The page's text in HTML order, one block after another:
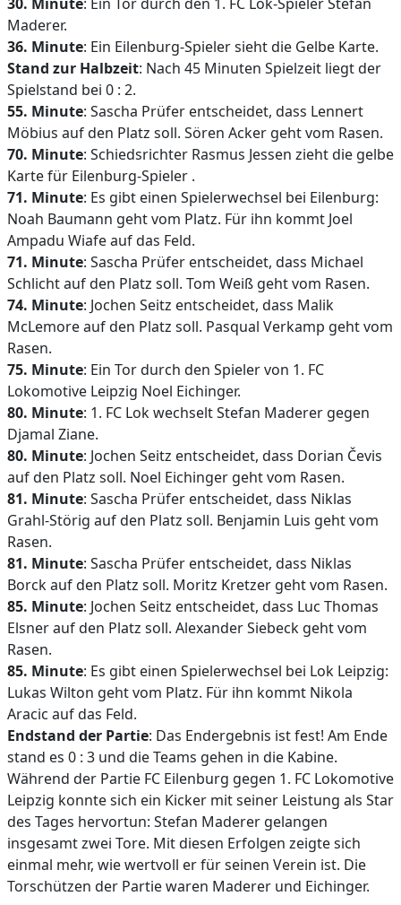
Maderer.
36. Minute: Ein Eilenburg-Spieler sieht die Gelbe Karte.
Stand zur Halbzeit: Nach 45 Minuten Spielzeit liegt der
Spielstand bei 0 : 2.
55. Minute: Sascha Prüfer entscheidet, dass Lennert
Möbius auf den Platz soll. Sören Acker geht vom Rasen.
70. Minute: Schiedsrichter Rasmus Jessen zieht die gelbe
Karte für Eilenburg-Spieler .
71. Minute: Es gibt einen Spielerwechsel bei Eilenburg:
Noah Baumann geht vom Platz. Für ihn kommt Joel
Ampadu Wiafe auf das Feld.
71. Minute: Sascha Prüfer entscheidet, dass Michael
Schlicht auf den Platz soll. Tom Weiß geht vom Rasen.
74. Minute: Jochen Seitz entscheidet, dass Malik
McLemore auf den Platz soll. Pasqual Verkamp geht vom
Rasen.
75. Minute: Ein Tor durch den Spieler von 1. FC
Lokomotive Leipzig Noel Eichinger.
80. Minute: 1. FC Lok wechselt Stefan Maderer gegen
Djamal Ziane.
80. Minute: Jochen Seitz entscheidet, dass Dorian Čevis
auf den Platz soll. Noel Eichinger geht vom Rasen.
81. Minute: Sascha Prüfer entscheidet, dass Niklas
Grahl-Störig auf den Platz soll. Benjamin Luis geht vom
Rasen.
81. Minute: Sascha Prüfer entscheidet, dass Niklas
Borck auf den Platz soll. Moritz Kretzer geht vom Rasen.
85. Minute: Jochen Seitz entscheidet, dass Luc Thomas
Elsner auf den Platz soll. Alexander Siebeck geht vom
Rasen.
85. Minute: Es gibt einen Spielerwechsel bei Lok Leipzig:
Lukas Wilton geht vom Platz. Für ihn kommt Nikola
Aracic auf das Feld.
Endstand der Partie: Das Endergebnis ist fest! Am Ende
stand es 0 : 3 und die Teams gehen in die Kabine.
Während der Partie FC Eilenburg gegen 1. FC Lokomotive
Leipzig konnte sich ein Kicker mit seiner Leistung als Star
des Tages hervortun: Stefan Maderer gelangen
insgesamt zwei Tore. Mit diesen Erfolgen zeigte sich
einmal mehr, wie wertvoll er für seinen Verein ist. Die
Torschützen der Partie waren Maderer und Eichinger.